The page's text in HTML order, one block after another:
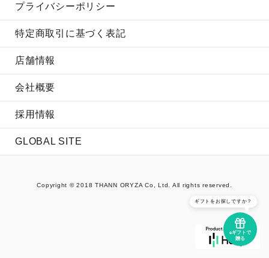
プライバシーポリシー
特定商取引に基づく表記
店舗情報
会社概要
採用情報
GLOBAL SITE
Copyright © 2018 THANN ORYZA Co, Ltd. All rights reserved.
eギフトで
贈る
ギフトをお探しですか？